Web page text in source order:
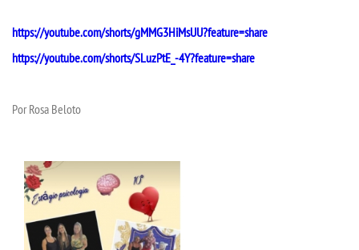
UNIESP
CONTATO
TRABALHE CONOSCO
OUVIDORIA
https://youtube.com/shorts/gMMG3HiMsUU?feature=share
https://youtube.com/shorts/SLuzPtE_-4Y?feature=share
Por Rosa Beloto